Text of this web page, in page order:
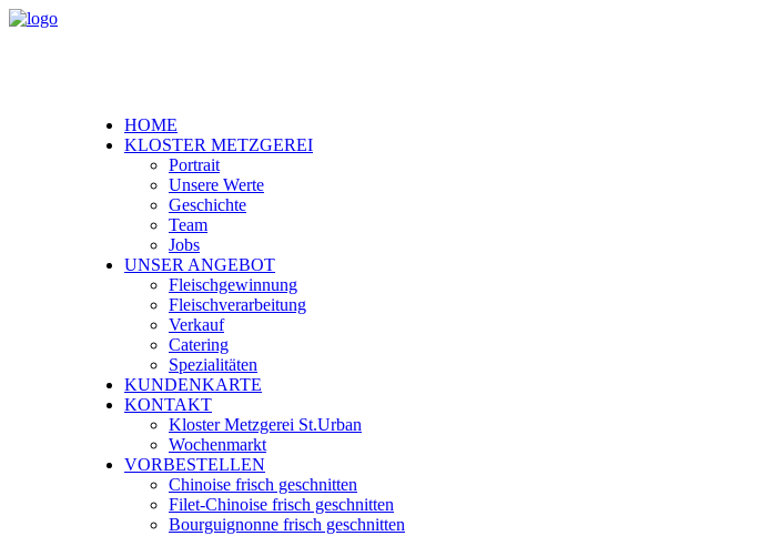
HOME
KLOSTER METZGEREI
Portrait
Unsere Werte
Geschichte
Team
Jobs
UNSER ANGEBOT
Fleischgewinnung
Fleischverarbeitung
Verkauf
Catering
Spezialitäten
KUNDENKARTE
KONTAKT
Kloster Metzgerei St.Urban
Wochenmarkt
VORBESTELLEN
Chinoise frisch geschnitten
Filet-Chinoise frisch geschnitten
Bourguignonne frisch geschnitten